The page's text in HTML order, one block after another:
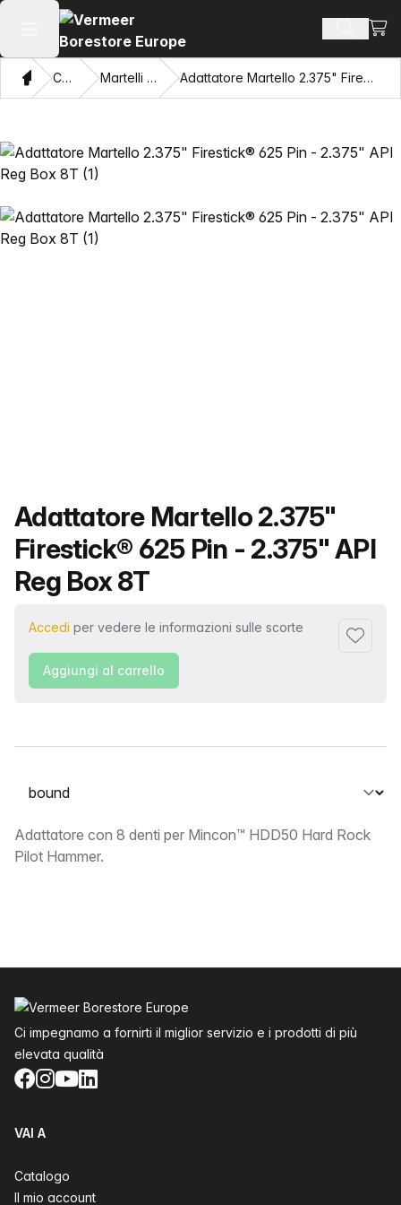
Apri il menu principale Cerca
Home page
Catalogo Martelli HDD Mincon Adattatore Martello 2.375" Firestick® 625 Pin - 2.375" API Reg Box 8T
Nome del prodotto
Adattatore Martello 2.375"
Firestick® 625 Pin - 2.375" API
Reg Box 8T
Accedi per vedere le informazioni sulle scorte
Aggiungi al carrello
Seleziona una scheda
bound
Adattatore con 8 denti per Mincon™ HDD50 Hard Rock
Pilot Hammer.
Ci impegnamo a fornirti il miglior servizio e i prodotti di più
elevata qualità
Facebook
Instagram
YouTube
LinkedIn
VAI A
Catalogo
Il mio account